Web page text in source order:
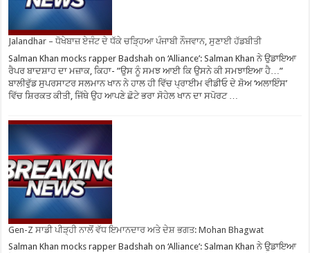
Jalandhar – ਧੋਖੇਬਾਜ਼ ਏਜੰਟ ਦੇ ਧੱਕੇ ਚੜ੍ਹਿਆ ਪੰਜਾਬੀ ਨੌਜਵਾਨ, ਸੁਣਾਈ ਹੱਡਬੀਤੀ
Salman Khan mocks rapper Badshah on ‘Alliance’: Salman Khan ਨੇ ਉਡਾਇਆ
ਰੈਪਰ ਬਾਦਸ਼ਾਹ ਦਾ ਮਜ਼ਾਕ, ਕਿਹਾ- ”ਉਸ ਨੂੰ ਸਮਝ ਆਈ ਕਿ ਉਸਨੇ ਕੀ ਸਮਝਾਇਆ ਹੈ…”
ਬਾਲੀਵੁੱਡ ਸੁਪਰਸਾਟਰ ਸਲਮਾਨ ਖਾਨ ਨੇ ਹਾਲ ਹੀ ਵਿੱਚ ਪ੍ਰਾਈਮ ਵੀਡੀਓ ਦੇ ਸ਼ੋਅ ‘ਅਲਾਇੰਸ’
ਵਿੱਚ ਸ਼ਿਰਕਤ ਕੀਤੀ, ਜਿੱਥੇ ਉਹ ਆਪਣੇ ਛੋਟੇ ਭਰਾ ਸੋਹੇਲ ਖਾਨ ਦਾ ਸਪੋਰਟ …
Gen-Z ਸਾਡੀ ਪੀੜ੍ਹੀ ਨਾਲੋਂ ਵੱਧ ਇਮਾਨਦਾਰ ਅਤੇ ਦੇਸ਼ ਭਗਤ: Mohan Bhagwat
Salman Khan mocks rapper Badshah on ‘Alliance’: Salman Khan ਨੇ ਉਡਾਇਆ